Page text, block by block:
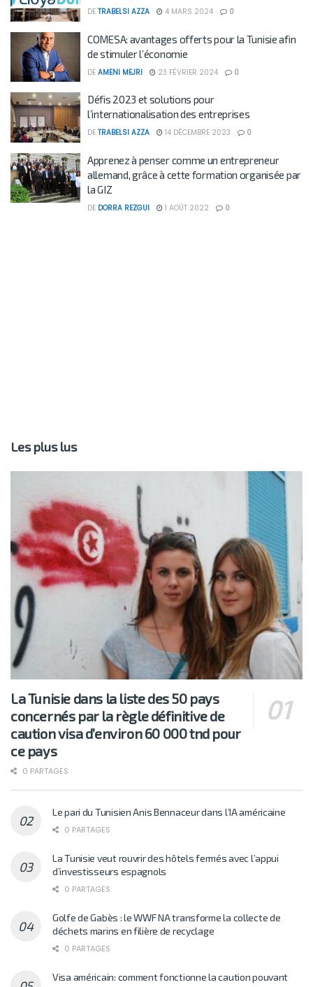
DE TRABELSI AZZA 4 MARS 2024 0
COMESA: avantages offerts pour la Tunisie afin
de stimuler l’économie
DE AMENI MEJRI 23 FÉVRIER 2024 0
Défis 2023 et solutions pour
l’internationalisation des entreprises
DE TRABELSI AZZA 14 DÉCEMBRE 2023 0
Apprenez à penser comme un entrepreneur
allemand, grâce à cette formation organisée par
la GIZ
DE DORRA REZGUI 1 AOÛT 2022 0
Les plus lus
La Tunisie dans la liste des 50 pays
concernés par la règle définitive de
caution visa d’environ 60 000 tnd pour
ce pays
0 PARTAGES
Le pari du Tunisien Anis Bennaceur dans l’IA américaine
0 PARTAGES
La Tunisie veut rouvrir des hôtels fermés avec l’appui
d’investisseurs espagnols
0 PARTAGES
Golfe de Gabès : le WWF NA transforme la collecte de
déchets marins en filière de recyclage
0 PARTAGES
Visa américain: comment fonctionne la caution pouvant